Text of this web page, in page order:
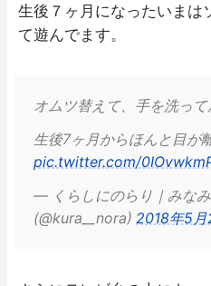
生後７ヶ月になったいまは
て遊んでます。
オムツ替えて、手を洗っ
生後7ヶ月からほんと目が
pic.twitter.com/
— くらしにのらり｜みな
(@kura__nora) 2018年5月